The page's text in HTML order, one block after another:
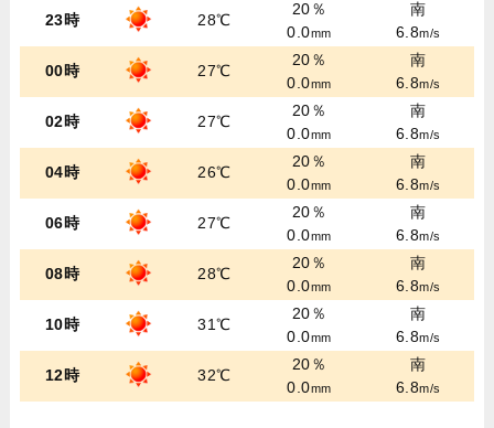
23時 28℃
20％
0.0mm
南
6.8m/s
00時 27℃
20％
0.0mm
南
6.8m/s
02時 27℃
20％
0.0mm
南
6.8m/s
04時 26℃
20％
0.0mm
南
6.8m/s
06時 27℃
20％
0.0mm
南
6.8m/s
08時 28℃
20％
0.0mm
南
6.8m/s
10時 31℃
20％
0.0mm
南
6.8m/s
12時 32℃
20％
0.0mm
南
6.8m/s